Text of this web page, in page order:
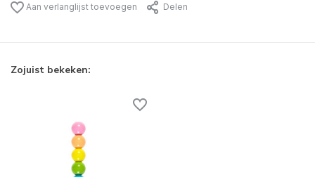
Aan verlanglijst toevoegen Delen
Zojuist bekeken: